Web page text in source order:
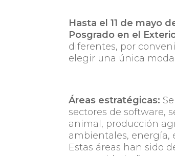
Hasta el 11 de mayo
Posgrado en el
diferentes, por
elegir una única
Áreas estratégicas:
sectores de software,
animal, producción
ambientales, energía,
Estas áreas han sido